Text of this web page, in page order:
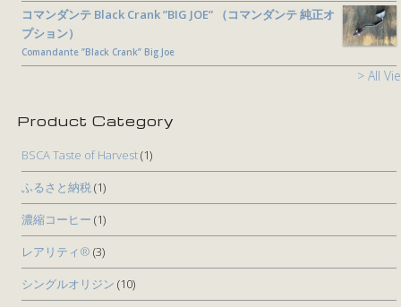
コマンダンテ Black Crank ”BIG JOE” （コマンダンテ 純正オ
プション）
Comandante ”Black Crank” Big Joe
> All
Product Category
BSCA Taste of Harvest(1)
ふるさと納税(1)
濃縮コーヒー (1)
レアリティ® (3)
シングルオリジン (10)